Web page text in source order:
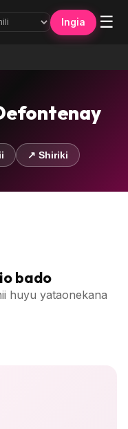
Ingia ☰
↗ Shiriki
bado
huyu yataonekana